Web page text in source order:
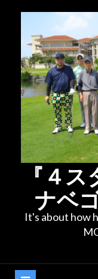
『４
ナベ
It's about how